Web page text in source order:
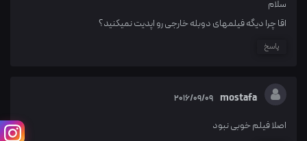
سلام
اقا چرا دیگه فیلمهای دوبله خارجی رو اپدیت نمیکنید؟
پاسخ
mostafa
2016/09/09
اصلا فیلم خوبی نبود